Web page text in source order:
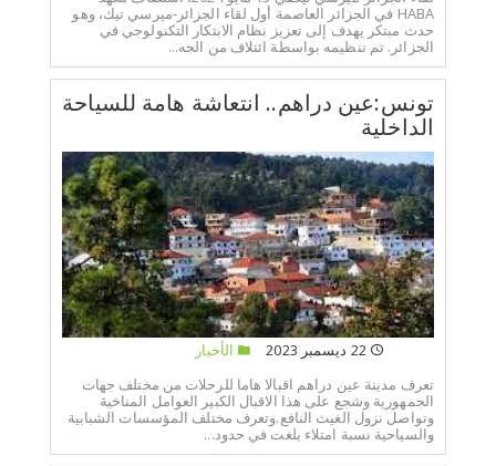
HABA في الجزائر العاصمة أول لقاء الجزائر-ميرسي تيك، وهو
حدث مبتكر يهدف إلى تعزيز نظام الابتكار التكنولوجي في
الجزائر. تم تنظيمه بواسطة ائتلاف من الجه...
تونس:عين دراهم.. انتعاشة هامة للسياحة
الداخلية
22 ديسمبر 2023
الأخبار
تعرف مدينة عين دراهم اقبالا هاما للرحلات من مختلف جهات
الجمهورية وشجع على هذا الاقبال الكبير العوامل المناخية
وتواصل نزول الغيث النافع.وتعرف مختلف المؤسسات الشبابية
والسياحية نسبة امتلاء بلغت في حدود...